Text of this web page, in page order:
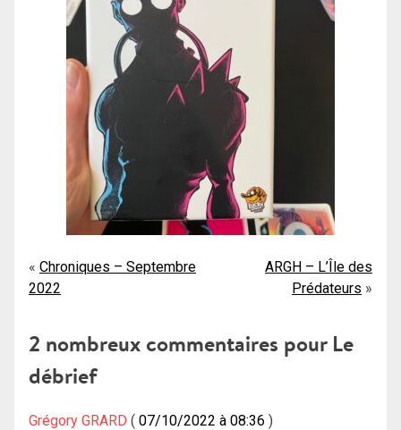
Navigation
de
l’article
Chroniques – Septembre
2022
ARGH – L’Île des
Prédateurs
2 nombreux commentaires pour Le
débrief
Grégory GRARD 07/10/2022 à 08:36